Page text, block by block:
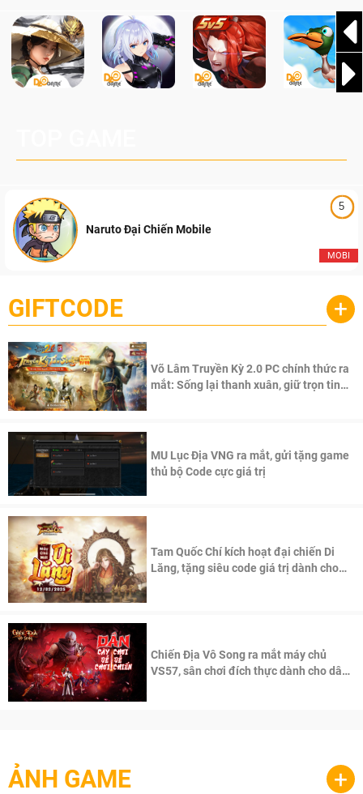
5
MOBI
Naruto Đại Chiến Mobile
GIFTCODE +
Võ Lâm Truyền Kỳ 2.0 PC chính thức ra
mắt: Sống lại thanh xuân, giữ trọn tinh
MU Lục Địa VNG ra mắt, gửi tặng game
thủ bộ Code cực giá trị
Tam Quốc Chí kích hoạt đại chiến Di
Lăng, tặng siêu code giá trị dành cho
Chiến Địa Vô Song ra mắt máy chủ
VS57, sân chơi đích thực dành cho dân
ẢNH GAME +